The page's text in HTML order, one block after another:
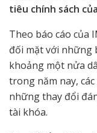
tiêu chính sách
Theo báo cáo của
đối mặt với những
khoảng một nửa
trong năm nay,
những thay đổi
tài khóa.